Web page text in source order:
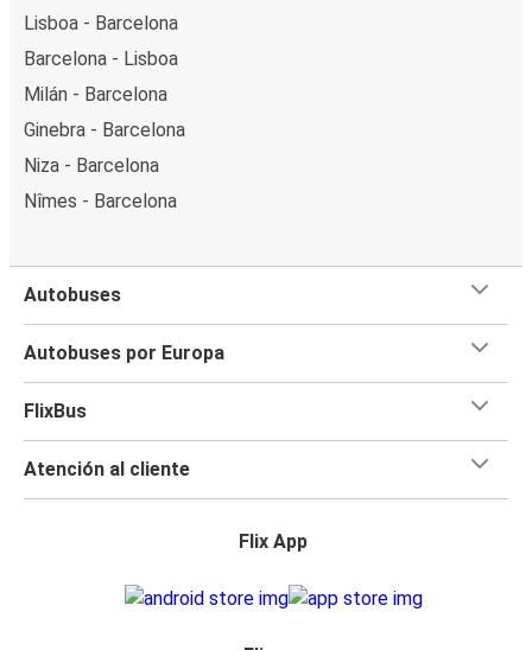
Lisboa - Barcelona
Barcelona - Lisboa
Milán - Barcelona
Ginebra - Barcelona
Niza - Barcelona
Nîmes - Barcelona
Autobuses
Autobuses por Europa
FlixBus
Atención al cliente
Flix App